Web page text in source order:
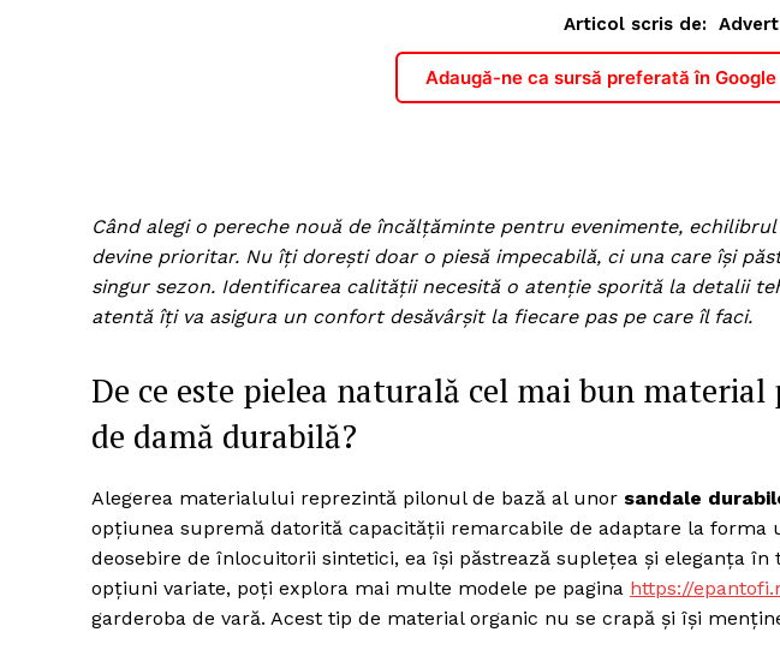
Articol scris de:
Adaugă-ne ca sursă preferată în Google
Când alegi o pereche nouă de încălțăminte pentru evenimente,
devine prioritar. Nu îți dorești doar o piesă impecabilă, ci una care își
singur sezon. Identificarea calității necesită o atenție sporită la detalii
atentă îți va asigura un confort desăvârșit la fiecare pas pe care îl faci.
De ce este pielea naturală cel mai bun
de damă durabilă?
Alegerea materialului reprezintă pilonul de bază al unor sandale
opțiunea supremă datorită capacității remarcabile de adaptare la forma
deosebire de înlocuitorii sintetici, ea își păstrează suplețea și eleganța
opțiuni variate, poți explora mai multe modele pe pagina https://
garderoba de vară. Acest tip de material organic nu se crapă și își